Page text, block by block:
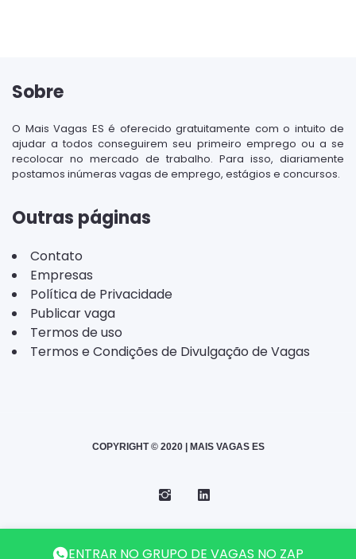
Sobre
O Mais Vagas ES é oferecido gratuitamente com o intuito de
ajudar a todos conseguirem seu primeiro emprego ou a se
recolocar no mercado de trabalho. Para isso, diariamente
postamos inúmeras vagas de emprego, estágios e concursos.
Outras páginas
Contato
Empresas
Política de Privacidade
Publicar vaga
Termos de uso
Termos e Condições de Divulgação de Vagas
COPYRIGHT © 2020 | MAIS VAGAS ES
Instagram
Telegram
LinkedIn
ENTRAR NO GRUPO DE VAGAS NO ZAP